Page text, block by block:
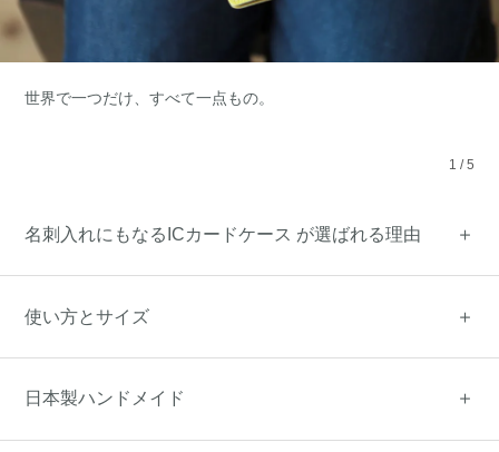
世界で一つだけ、すべて一点もの。
1 /5
名刺入れにもなるICカードケース が選ばれる理由
使い方とサイズ
日本製ハンドメイド